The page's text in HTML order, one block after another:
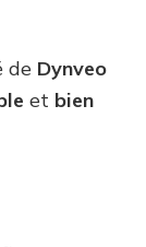
de Dynveo
et bien